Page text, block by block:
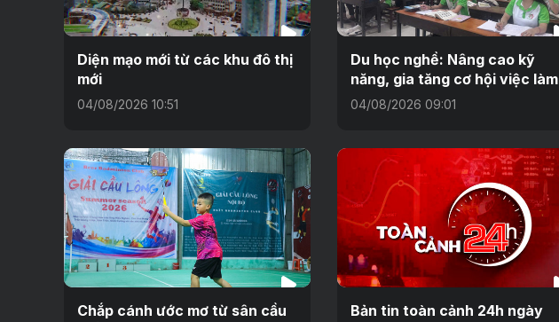
Diện mạo mới từ các khu đô thị
mới
04/08/2026 10:51
Du học nghề: Nâng cao kỹ
năng, gia tăng cơ hội việc làm
04/08/2026 09:01
Chắp cánh ước mơ từ sân cầu
Bản tin toàn cảnh 24h ngày